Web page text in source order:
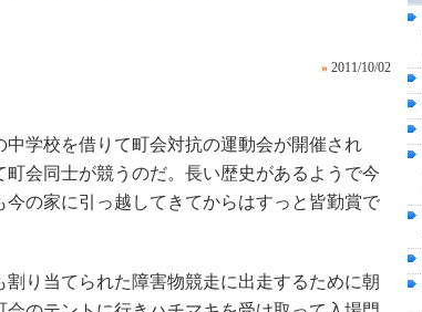
» 2011/10/02
学校を借りて町会対抗の運動会が開催され
会同士が競うのだ。長い歴史があるようで今
の家に引っ越してきてからはすっと皆勤賞で
り当てられた障害物競走に出走するために朝